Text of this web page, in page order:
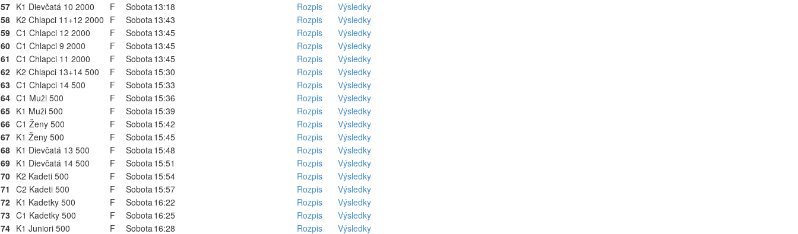
57 K1 Dievčatá 10 2000 F Sobota13:18 Rozpis
Výsledky
58 K2 Chlapci 11+12 2000 F Sobota13:43 Rozpis
Výsledky
59 C1 Chlapci 12 2000 F Sobota13:45 Rozpis
Výsledky
60 C1 Chlapci 9 2000 F Sobota13:45 Rozpis
Výsledky
61 C1 Chlapci 11 2000 F Sobota13:45 Rozpis
Výsledky
62 K2 Chlapci 13+14 500 F Sobota15:30 Rozpis
Výsledky
63 C1 Chlapci 14 500 F Sobota15:33 Rozpis
Výsledky
64 C1 Muži 500 F Sobota15:36 Rozpis
Výsledky
65 K1 Muži 500 F Sobota15:39 Rozpis
Výsledky
66 C1 Ženy 500 F Sobota15:42 Rozpis
Výsledky
67 K1 Ženy 500 F Sobota15:45 Rozpis
Výsledky
68 K1 Dievčatá 13 500 F Sobota15:48 Rozpis
Výsledky
69 K1 Dievčatá 14 500 F Sobota15:51 Rozpis
Výsledky
70 K2 Kadeti 500 F Sobota15:54 Rozpis
Výsledky
71 C2 Kadeti 500 F Sobota15:57 Rozpis
Výsledky
72 K1 Kadetky 500 F Sobota16:22 Rozpis
Výsledky
73 C1 Kadetky 500 F Sobota16:25 Rozpis
Výsledky
74 K1 Juniori 500 F Sobota16:28 Rozpis
Výsledky